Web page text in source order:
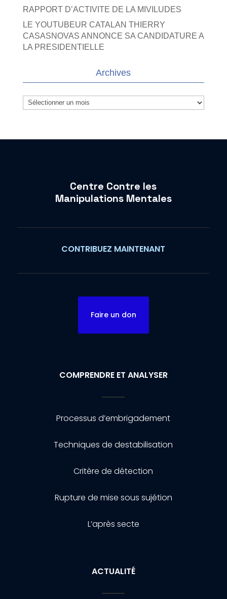
RAPPORT D’ACTIVITE DE LA MIVILUDES
LE YOUTUBEUR CATALAN THIERRY
CASASNOVAS ANNONCE SA CANDIDATURE A
LA PRESIDENTIELLE
Archives
Archives
Centre Contre les
Manipulations Mentales
CONTRIBUEZ MAINTENANT
Faire un don
COMPRENDRE ET ANALYSER
Processus d’embrigadement
Techniques de destabilisation
Critère de détection
Rupture de mise sous sujétion
L’après secte
ACTUALITÉ